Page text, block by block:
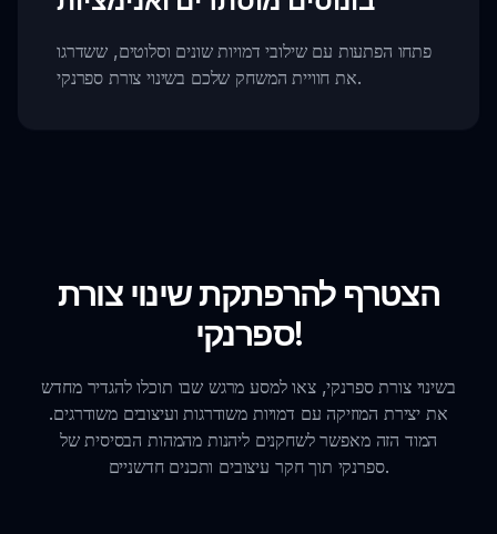
פתחו הפתעות עם שילובי דמויות שונים וסלוטים, ששדרגו
את חוויית המשחק שלכם בשינוי צורת ספרנקי.
הצטרף להרפתקת שינוי צורת
ספרנקי!
בשינוי צורת ספרנקי, צאו למסע מרגש שבו תוכלו להגדיר מחדש
את יצירת המוזיקה עם דמויות משודרגות ועיצובים משודרגים.
המוד הזה מאפשר לשחקנים ליהנות מהמהות הבסיסית של
ספרנקי תוך חקר עיצובים ותכנים חדשניים.